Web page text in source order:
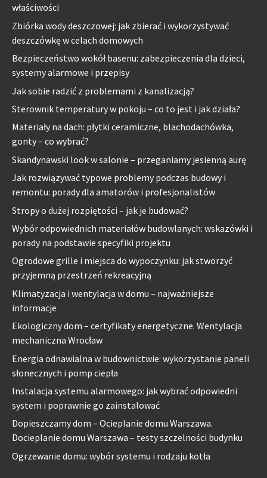
właściwości
Zbiórka wody deszczowej: jak zbierać i wykorzystywać
deszczówkę w celach domowych
Bezpieczeństwo wokół basenu: zabezpieczenia dla dzieci,
systemy alarmowe i przepisy
Jak sobie radzić z problemami z kanalizacją?
Sterownik temperatury w pokoju – co to jest i jak działa?
Materiały na dach: płytki ceramiczne, blachodachówka,
gonty – co wybrać?
Skandynawski look w salonie – przeganiamy jesienną aurę
Jak rozwiązywać typowe problemy podczas budowy i
remontu: porady dla amatorów i profesjonalistów
Stropy o dużej rozpiętości – jak je budować?
Wybór odpowiednich materiałów budowlanych: wskazówki i
porady na podstawie specyfiki projektu
Ogrodowe grille i miejsca do wypoczynku: jak stworzyć
przyjemną przestrzeń rekreacyjną
Klimatyzacja i wentylacja w domu – najważniejsze
informacje
Ekologiczny dom – certyfikaty energetyczne. Wentylacja
mechaniczna Wrocław
Energia odnawialna w budownictwie: wykorzystanie paneli
słonecznych i pomp ciepła
Instalacja systemu alarmowego: jak wybrać odpowiedni
system i poprawnie go zainstalować
Dopieszczamy dom – Ocieplanie domu Warszawa.
Docieplanie domu Warszawa – testy szczelności budynku
Ogrzewanie domu: wybór systemu i rodzaju kotła